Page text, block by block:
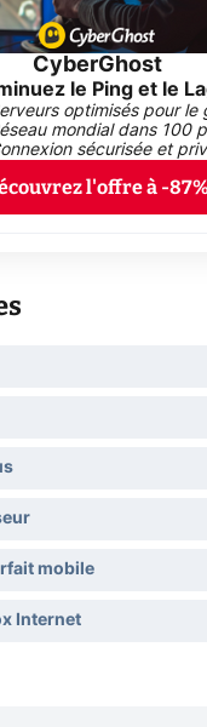
CyberGhost
le Ping et le
optimisés pour le
mondial dans 100
sécurisée et
l'offre à -
mobile
Internet